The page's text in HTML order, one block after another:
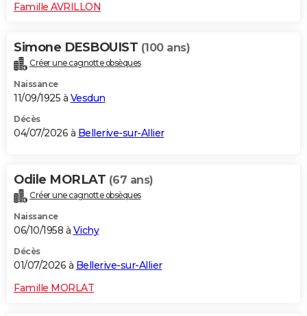
Famille AVRILLON
Simone DESBOUIST (100 ans)
Créer une cagnotte obsèques
Naissance
11/09/1925 à Vesdun
Décès
04/07/2026 à Bellerive-sur-Allier
Odile MORLAT (67 ans)
Créer une cagnotte obsèques
Naissance
06/10/1958 à Vichy
Décès
01/07/2026 à Bellerive-sur-Allier
Famille MORLAT